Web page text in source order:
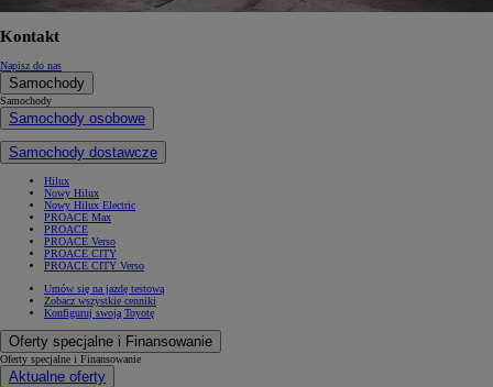
Kontakt
Napisz do nas
Samochody
Samochody
Samochody osobowe
Samochody dostawcze
Hilux
Nowy Hilux
Nowy Hilux Electric
PROACE Max
PROACE
PROACE Verso
PROACE CITY
PROACE CITY Verso
Umów się na jazdę testową
Zobacz wszystkie cenniki
Konfiguruj swoją Toyotę
Oferty specjalne i Finansowanie
Oferty specjalne i Finansowanie
Aktualne oferty